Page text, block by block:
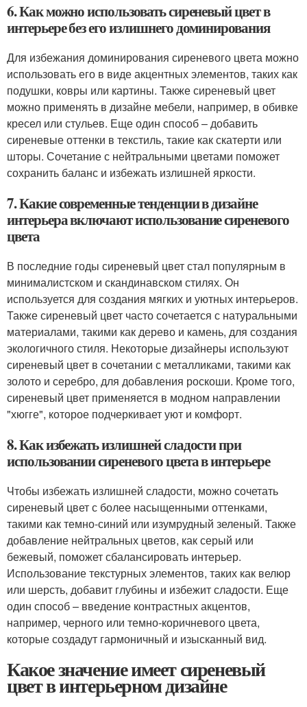
6. Как можно использовать сиреневый цвет в
интерьере без его излишнего доминирования
Для избежания доминирования сиреневого цвета можно
использовать его в виде акцентных элементов, таких как
подушки, ковры или картины. Также сиреневый цвет
можно применять в дизайне мебели, например, в обивке
кресел или стульев. Еще один способ – добавить
сиреневые оттенки в текстиль, такие как скатерти или
шторы. Сочетание с нейтральными цветами поможет
сохранить баланс и избежать излишней яркости.
7. Какие современные тенденции в дизайне
интерьера включают использование сиреневого
цвета
В последние годы сиреневый цвет стал популярным в
минималистском и скандинавском стилях. Он
используется для создания мягких и уютных интерьеров.
Также сиреневый цвет часто сочетается с натуральными
материалами, такими как дерево и камень, для создания
экологичного стиля. Некоторые дизайнеры используют
сиреневый цвет в сочетании с металликами, такими как
золото и серебро, для добавления роскоши. Кроме того,
сиреневый цвет применяется в модном направлении
"хюгге", которое подчеркивает уют и комфорт.
8. Как избежать излишней сладости при
использовании сиреневого цвета в интерьере
Чтобы избежать излишней сладости, можно сочетать
сиреневый цвет с более насыщенными оттенками,
такими как темно-синий или изумрудный зеленый. Также
добавление нейтральных цветов, как серый или
бежевый, поможет сбалансировать интерьер.
Использование текстурных элементов, таких как велюр
или шерсть, добавит глубины и избежит сладости. Еще
один способ – введение контрастных акцентов,
например, черного или темно-коричневого цвета,
которые создадут гармоничный и изысканный вид.
Какое значение имеет сиреневый
цвет в интерьерном дизайне